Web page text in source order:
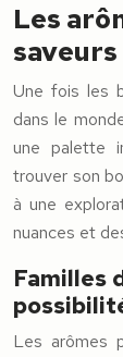
Les
saveurs
Une fois les
dans le
une palette
trouver son
à une
nuances et
Familles
Les arômes